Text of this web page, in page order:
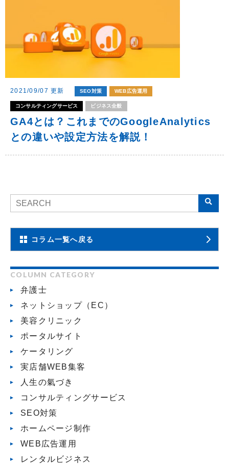
2021/09/07 更新 SEO対策 WEB広告運用
コンサルティングサービス ビジネス全般
GA4とは？これまでのGoogleAnalytics
との違いや設定方法を解説！
コラム一覧へ戻る
COLUMN CATEGORY
弁護士
ネットショップ（EC）
美容クリニック
ポータルサイト
ケータリング
実店舗WEB集客
人生の氣づき
コンサルティングサービス
SEO対策
ホームページ制作
WEB広告運用
レンタルビジネス